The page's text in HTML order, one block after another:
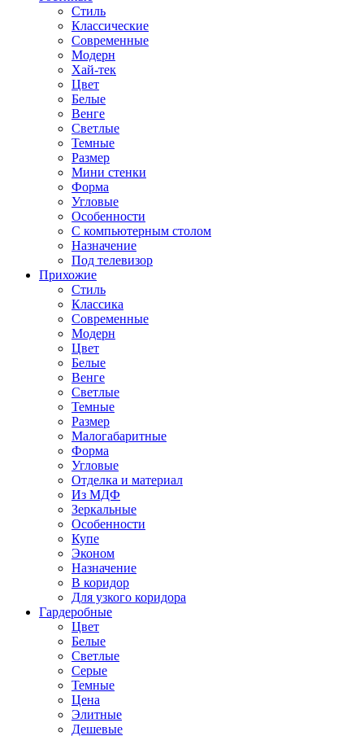
Стиль
Классические
Современные
Модерн
Хай-тек
Цвет
Белые
Венге
Светлые
Темные
Размер
Мини стенки
Форма
Угловые
Особенности
С компьютерным столом
Назначение
Под телевизор
Прихожие
Стиль
Классика
Современные
Модерн
Цвет
Белые
Венге
Светлые
Темные
Размер
Малогабаритные
Форма
Угловые
Отделка и материал
Из МДФ
Зеркальные
Особенности
Купе
Эконом
Назначение
В коридор
Для узкого коридора
Гардеробные
Цвет
Белые
Светлые
Серые
Темные
Цена
Элитные
Дешевые